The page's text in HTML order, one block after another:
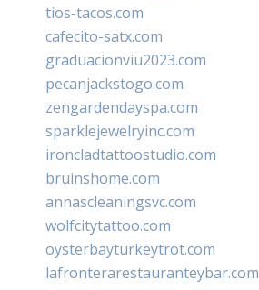
tios-tacos.com
cafecito-satx.com
graduacionviu2023.com
pecanjackstogo.com
zengardendayspa.com
sparklejewelryinc.com
ironcladtattoostudio.com
bruinshome.com
annascleaningsvc.com
wolfcitytattoo.com
oysterbayturkeytrot.com
lafronterarestauranteybar.com